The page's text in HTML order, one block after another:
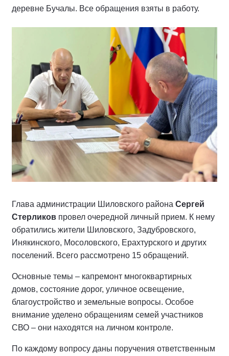
деревне Бучалы. Все обращения взяты в работу.
Глава администрации Шиловского района Сергей
Стерликов провел очередной личный прием. К нему
обратились жители Шиловского, Задубровского,
Инякинского, Мосоловского, Ерахтурского и других
поселений. Всего рассмотрено 15 обращений.
Основные темы – капремонт многоквартирных
домов, состояние дорог, уличное освещение,
благоустройство и земельные вопросы. Особое
внимание уделено обращениям семей участников
СВО – они находятся на личном контроле.
По каждому вопросу даны поручения ответственным